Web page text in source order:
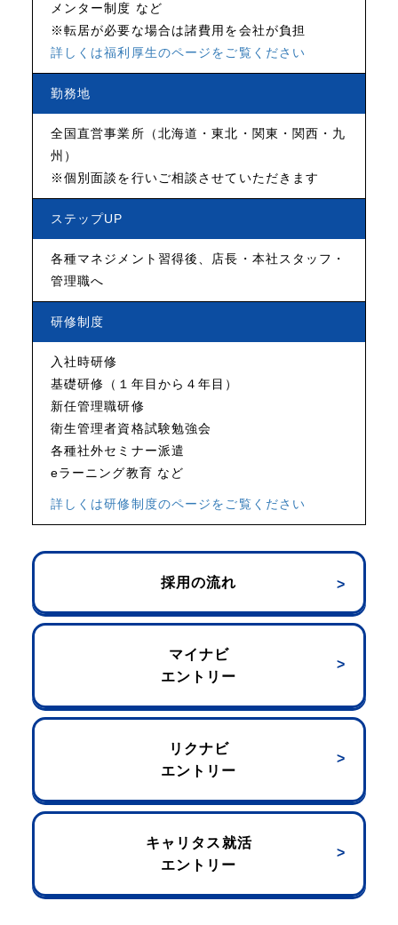
メンター制度 など
※転居が必要な場合は諸費用を会社が負担
詳しくは福利厚生のページをご覧ください
勤務地
全国直営事業所（北海道・東北・関東・関西・九
州）
※個別面談を行いご相談させていただきます
ステップUP
各種マネジメント習得後、店長・本社スタッフ・
管理職へ
研修制度
入社時研修
基礎研修（１年目から４年目）
新任管理職研修
衛生管理者資格試験勉強会
各種社外セミナー派遣
eラーニング教育 など
詳しくは研修制度のページをご覧ください
採用の流れ
マイナビ
エントリー
リクナビ
エントリー
キャリタス就活
エントリー